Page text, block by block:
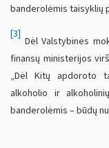
banderolėmis taisyklių
[3]
Dėl Valstybinės
finansų ministerijos
„Dėl Kitų apdoroto
alkoholio ir
banderolėmis – būdų